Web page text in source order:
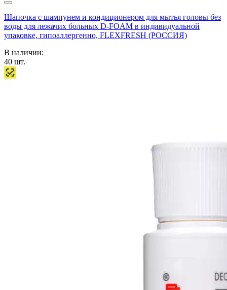
Шапочка с шампунем и кондиционером для мытья головы без
воды для лежачих больных D-FOAM в индивидуальной
упаковке, гипоаллергенно, FLEXFRESH (РОССИЯ)
В наличии:
40 шт.